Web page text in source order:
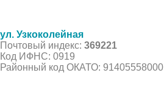
ул. Узкоколейная
Почтовый индекс: 369221
Код ИФНС: 0919
Районный код ОКАТО: 91405558000